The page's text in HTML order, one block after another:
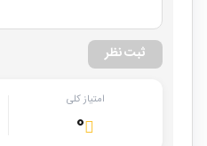
ثبت نظر
امتیاز کلی
۰